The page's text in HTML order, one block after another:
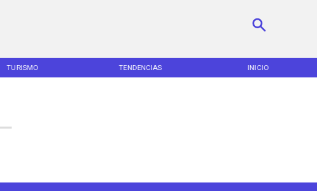
TURISMO TENDENCIAS INICIO